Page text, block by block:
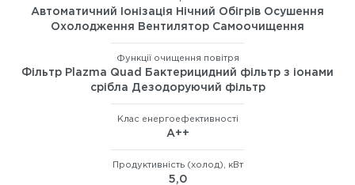
Автоматичний Іонізація Нічний Обігрів Осушення
Охолодження Вентилятор Самоочищення
Функції очищення повітря
Фільтр Plazma Quad Бактерицидний фільтр з іонами
срібла Дезодоруючий фільтр
Клас енергоефективності
А++
Продуктивність (холод), кВт
5,0